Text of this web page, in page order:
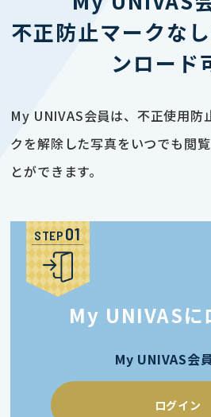
不正防止マークな
ンロード
My UNIVAS会員は、不正使用防
クを解除した写真をいつでも閲
とができます。
STEP
My UNIVASに
My UNIVAS会
ログイン